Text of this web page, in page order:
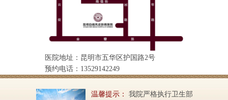
医院地址：昆明市五华区护国路2号
预约电话：13529142249
温馨提示：
我院严格执行卫生部